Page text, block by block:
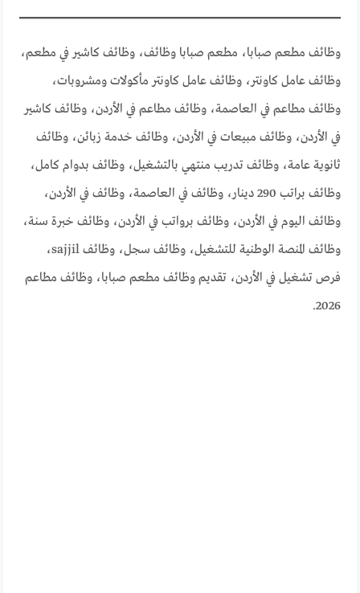
وظائف مطعم صبابا، مطعم صبابا وظائف، وظائف كاشير في مطعم،
وظائف عامل كاونتر، وظائف عامل كاونتر مأكولات ومشروبات،
وظائف مطاعم في العاصمة، وظائف مطاعم في الأردن، وظائف كاشير
في الأردن، وظائف مبيعات في الأردن، وظائف خدمة زبائن، وظائف
ثانوية عامة، وظائف تدريب منتهي بالتشغيل، وظائف بدوام كامل،
وظائف براتب 290 دينار، وظائف في العاصمة، وظائف في الأردن،
وظائف اليوم في الأردن، وظائف برواتب في الأردن، وظائف خبرة سنة،
وظائف المنصة الوطنية للتشغيل، وظائف سجل، وظائف sajjil،
فرص تشغيل في الأردن، تقديم وظائف مطعم صبابا، وظائف مطاعم
2026.